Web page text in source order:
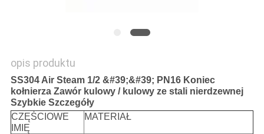
opis produktu
SS304 Air Steam 1/2 &#39;&#39; PN16 Koniec
kołnierza Zawór kulowy / kulowy ze stali nierdzewnej
Szybkie Szczegóły
CZĘŚCIOWE
IMIĘ
MATERIAŁ